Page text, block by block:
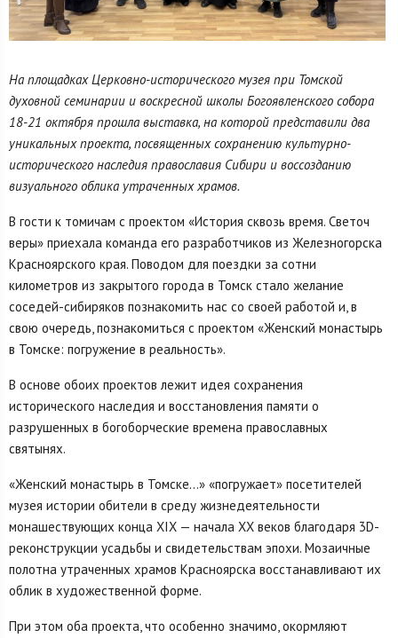
На площадках Церковно-исторического музея при Томской
духовной семинарии и воскресной школы Богоявленского собора
18-21 октября прошла выставка, на которой представили два
уникальных проекта, посвященных сохранению культурно-
исторического наследия православия Сибири и воссозданию
визуального облика утраченных храмов.
В гости к томичам с проектом «История сквозь время. Светоч
веры» приехала команда его разработчиков из Железногорска
Красноярского края. Поводом для поездки за сотни
километров из закрытого города в Томск стало желание
соседей-сибиряков познакомить нас со своей работой и, в
свою очередь, познакомиться с проектом «Женский монастырь
в Томске: погружение в реальность».
В основе обоих проектов лежит идея сохранения
исторического наследия и восстановления памяти о
разрушенных в богоборческие времена православных
святынях.
«Женский монастырь в Томске…» «погружает» посетителей
музея истории обители в среду жизнедеятельности
монашествующих конца XIX — начала XX веков благодаря 3D-
реконструкции усадьбы и свидетельствам эпохи. Мозаичные
полотна утраченных храмов Красноярска восстанавливают их
облик в художественной форме.
При этом оба проекта, что особенно значимо, окормляют